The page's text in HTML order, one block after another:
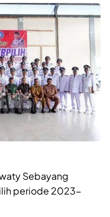
Sebayang
periode 2023-